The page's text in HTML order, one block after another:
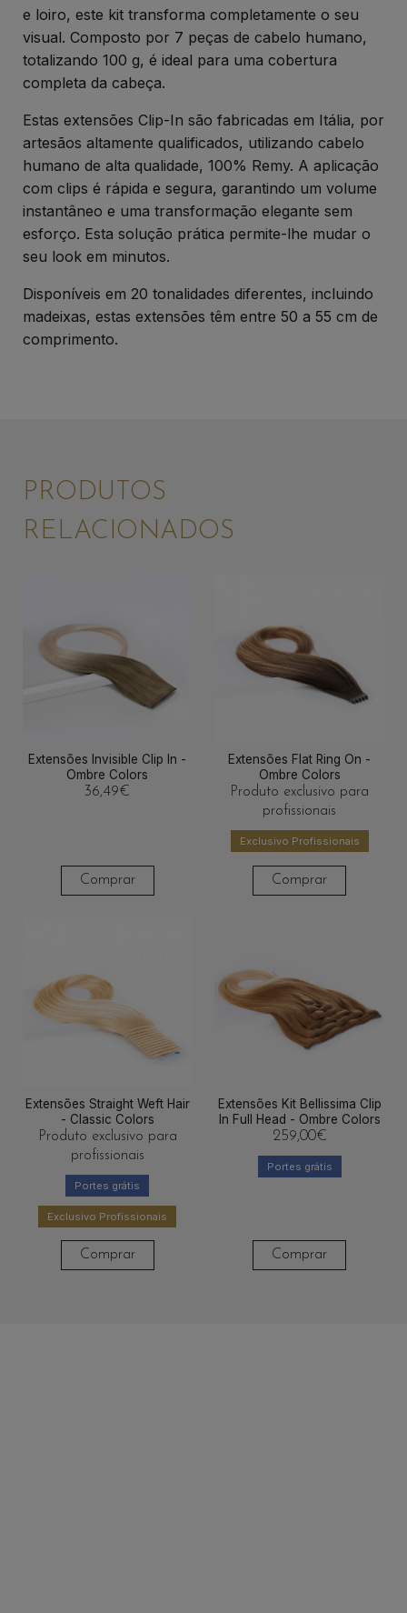
e loiro, este kit transforma completamente o seu
visual. Composto por 7 peças de cabelo humano,
totalizando 100 g, é ideal para uma cobertura
completa da cabeça.
Estas extensões Clip-In são fabricadas em Itália, por
artesãos altamente qualificados, utilizando cabelo
humano de alta qualidade, 100% Remy. A aplicação
com clips é rápida e segura, garantindo um volume
instantâneo e uma transformação elegante sem
esforço. Esta solução prática permite-lhe mudar o
seu look em minutos.
Disponíveis em 20 tonalidades diferentes, incluindo
madeixas, estas extensões têm entre 50 a 55 cm de
comprimento.
PRODUTOS
RELACIONADOS
Extensões Invisible Clip In -
Ombre Colors
36,49€
Comprar
Extensões Flat Ring On -
Ombre Colors
Produto exclusivo para
profissionais
Exclusivo Profissionais
Comprar
Extensões Straight Weft Hair
- Classic Colors
Produto exclusivo para
profissionais
Portes grátis
Exclusivo Profissionais
Comprar
Extensões Kit Bellissima Clip
In Full Head - Ombre Colors
259,00€
Portes grátis
Comprar